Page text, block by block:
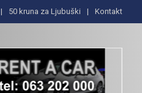
50 kruna za Ljubuški Kontakt